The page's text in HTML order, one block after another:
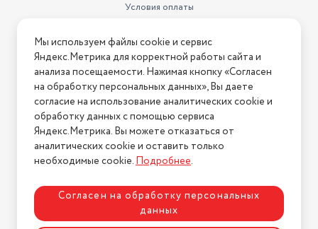
Условия оплаты
Условия возврата
Нашли ошибку на сайте? Напишите нам
2026 © Интернет-магазин "АстМаркет". У нас есть всё!
Политика конфиденциальности
Мы используем файлы cookie и сервис
Яндекс.Метрика для корректной работы сайта и
анализа посещаемости. Нажимая кнопку «Согласен
на обработку персональных данных», Вы даете
согласие на использование аналитических cookie и
обработку данных с помощью сервиса
Яндекс.Метрика. Вы можете отказаться от
аналитических cookie и оставить только
необходимые cookie.Подробнее.
Согласен на обработку персональных
данных